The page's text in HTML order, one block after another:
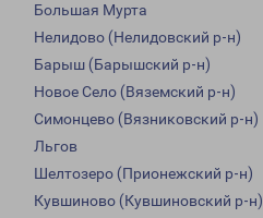
Большая Мурта
Нелидово (Нелидовский р-н)
Барыш (Барышский р-н)
Новое Село (Вяземский р-н)
Симонцево (Вязниковский р-н)
Льгов
Шелтозеро (Прионежский р-н)
Кувшиново (Кувшиновский р-н)